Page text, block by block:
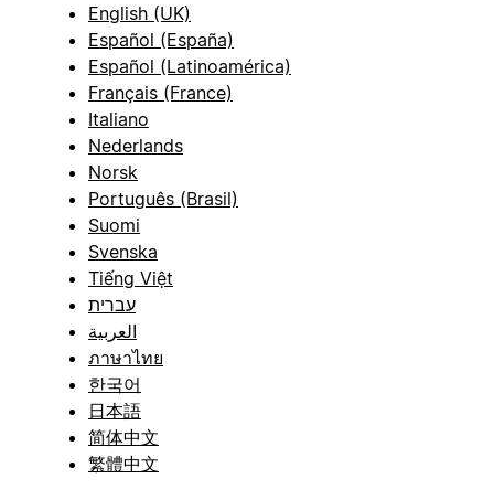
English (UK)
Español (España)
Español (Latinoamérica)
Français (France)
Italiano
Nederlands
Norsk
Português (Brasil)
Suomi
Svenska
Tiếng Việt
עברית
العربية
ภาษาไทย
한국어
日本語
简体中文
繁體中文